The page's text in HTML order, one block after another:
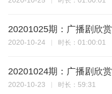
20201025期：广播剧欣赏
2020-10-24 时长： 01:00:01
20201024期：广播剧欣赏
2020-10-23 时长： 59:31